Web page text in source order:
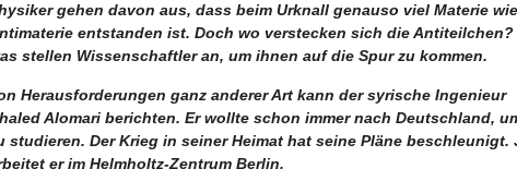
gehen davon aus, dass beim Urknall genauso viel Materie wie
entstanden ist. Doch wo verstecken sich die Antiteilchen?
stellen Wissenschaftler an, um ihnen auf die Spur zu kommen.
Herausforderungen ganz anderer Art kann der syrische Ingenieur
Alomari berichten. Er wollte schon immer nach Deutschland,
studieren. Der Krieg in seiner Heimat hat seine Pläne beschleunigt.
er im Helmholtz-Zentrum Berlin.